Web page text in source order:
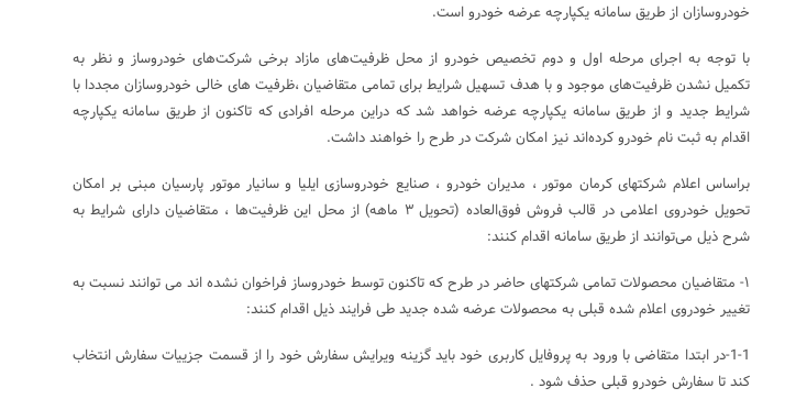
خودروسازان از طریق سامانه یکپارچه عرضه خودرو است.
با توجه به اجرای مرحله اول و دوم تخصیص خودرو از محل ظرفیت‌های مازاد برخی شرکت‌های خودروساز و نظر به
تکمیل نشدن ظرفیت‌های موجود و با هدف تسهیل شرایط برای تمامی متقاضیان ،ظرفیت های خالی خودروسازان مجددا با
شرایط جدید و از طریق سامانه یکپارچه عرضه خواهد شد که دراین مرحله افرادی که تاکنون از طریق سامانه یکپارچه
اقدام به ثبت نام خودرو کرده‌اند نیز امکان شرکت در طرح را خواهند داشت.
براساس اعلام شرکتهای کرمان موتور ، مدیران خودرو ، صنایع خودروسازی ایلیا و سانیار موتور پارسیان مبنی بر امکان
تحویل خودروی اعلامی در قالب فروش فوق‌العاده (تحویل ۳ ماهه) از محل این ظرفیت‌ها ، متقاضیان دارای شرایط به
شرح ذیل می‌توانند از طریق سامانه اقدام کنند:
۱- متقاضیان محصولات تمامی شرکتهای حاضر در طرح که تاکنون توسط خودروساز فراخوان نشده اند می توانند نسبت به
تغییر خودروی اعلام شده قبلی به محصولات عرضه شده جدید طی فرایند ذیل اقدام کنند:
1-1-در ابتدا متقاضی با ورود به پروفایل کاربری خود باید گزینه ویرایش سفارش خود را از قسمت جزییات سفارش انتخاب
کند تا سفارش خودرو قبلی حذف شود .